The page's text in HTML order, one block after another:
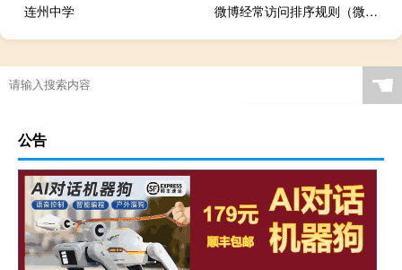
连州中学
微博经常访问排序规则（微博经常访问排序规则）
☚
公告